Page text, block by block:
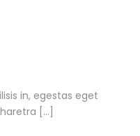
in, egestas eget
[…]